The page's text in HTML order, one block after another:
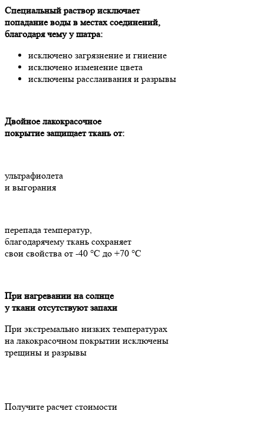
Специальный раствор исключает
попадание воды в местах соединений,
благодаря чему у шатра:
исключено загрязнение и гниение
исключено изменение цвета
исключены расслаивания и разрывы
Двойное лакокрасочное
покрытие защищает ткань от:
ультрафиолета
и выгорания
перепада температур,
благодарячему ткань сохраняет
свои свойства от -40 °C до +70 °C
При нагревании на солнце
у ткани отсутствуют запахи
При экстремально низких температурах
на лакокрасочном покрытии исключены
трещины и разрывы
Получите расчет стоимости